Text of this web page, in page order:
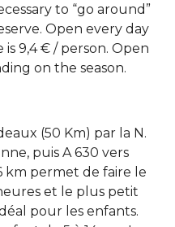
to “go around”
Open every day
9,4 € / person. Open
on the season.
(50 Km) par la N.
puis A 630 vers
km permet de faire le
et le plus petit
pour les enfants.